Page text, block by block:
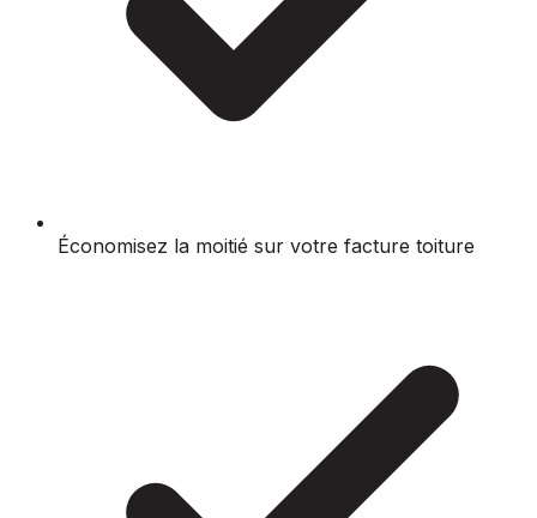
Économisez la moitié sur votre facture toiture